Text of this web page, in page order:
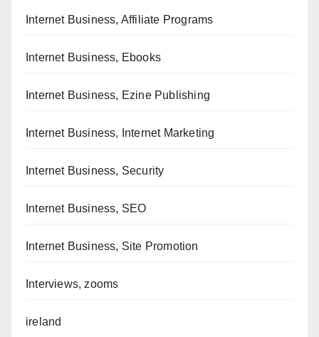
Internet Business, Affiliate Programs
Internet Business, Ebooks
Internet Business, Ezine Publishing
Internet Business, Internet Marketing
Internet Business, Security
Internet Business, SEO
Internet Business, Site Promotion
Interviews, zooms
ireland